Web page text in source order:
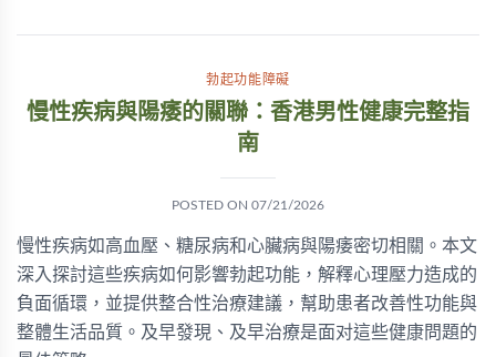
勃起功能障礙
慢性疾病與陽痿的關聯：香港男性健康完整指
南
POSTED ON 07/21/2026
慢性疾病如高血壓、糖尿病和心臟病與陽痿密切相關。本文
深入探討這些疾病如何影響勃起功能，解釋心理壓力造成的
負面循環，並提供整合性治療建議，幫助患者改善性功能與
整體生活品質。及早發現、及早治療是面对這些健康問題的